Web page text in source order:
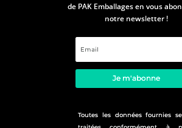
de PAK Emballages en vous
notre newsletter !
Je m'abonne
Toutes les données fournies